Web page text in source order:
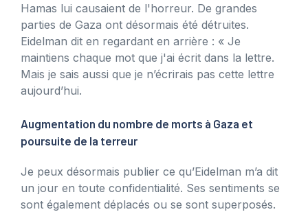
Hamas lui causaient de l'horreur. De grandes
parties de Gaza ont désormais été détruites.
Eidelman dit en regardant en arrière : « Je
maintiens chaque mot que j'ai écrit dans la lettre.
Mais je sais aussi que je n’écrirais pas cette lettre
aujourd’hui.
Augmentation du nombre de morts à Gaza et
poursuite de la terreur
Je peux désormais publier ce qu’Eidelman m’a dit
un jour en toute confidentialité. Ses sentiments se
sont également déplacés ou se sont superposés.